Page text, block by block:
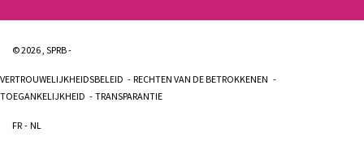
© 2026 , SPRB -
VERTROUWELIJKHEIDSBELEID
RECHTEN VAN DE BETROKKENEN
TOEGANKELIJKHEID
TRANSPARANTIE
FR NL